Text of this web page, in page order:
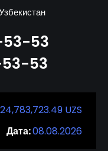
53-53
53
24,783,723.49 UZS
Дата:08.08.2026